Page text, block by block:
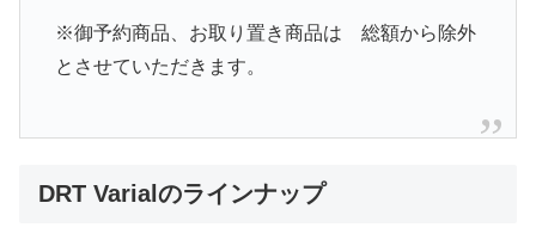
※御予約商品、お取り置き商品は 総額から除外
とさせていただきます。
DRT Varialのラインナップ